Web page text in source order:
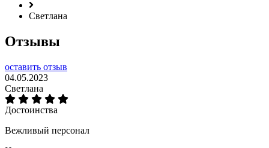
Светлана
Отзывы
оставить отзыв
04.05.2023
Светлана
Достоинства
Вежливый персонал